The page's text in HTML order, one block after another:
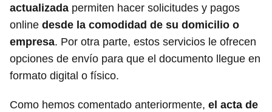
actualizada permiten hacer solicitudes y pagos
online desde la comodidad de su domicilio o
empresa. Por otra parte, estos servicios le ofrecen
opciones de envío para que el documento llegue en
formato digital o físico.
Como hemos comentado anteriormente, el acta de